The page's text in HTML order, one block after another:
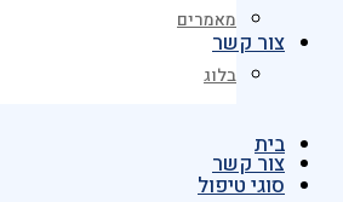
צור קשר
בית
סוגי טיפול
מאמרים
בלוג
צור קשר